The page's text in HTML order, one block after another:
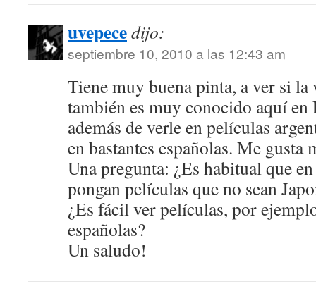
uvepecedijo:
septiembre 10, 2010 a las 12:43 am
Tiene muy buena pinta, a ver si
también es muy conocido aquí en
además de verle en películas
en bastantes españolas. Me
Una pregunta: ¿Es habitual que
pongan películas que no sean
¿Es fácil ver películas, por
españolas?
Un saludo!